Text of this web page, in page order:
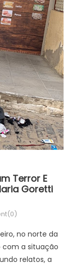
Terror E
Goretti
no norte da
com a situação
relatos, a